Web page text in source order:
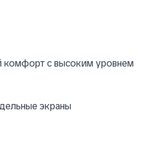
комфорт с высоким уровнем
экраны